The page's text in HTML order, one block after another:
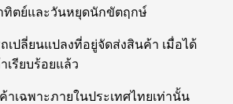
ทิตย์และวันหยุดนักขัตฤกษ์
เปลี่ยนแปลงที่อยู่จัดส่งสินค้า เมื่อได้
รียบร้อยแล้ว
าเฉพาะภายในประเทศไทยเท่านั้น